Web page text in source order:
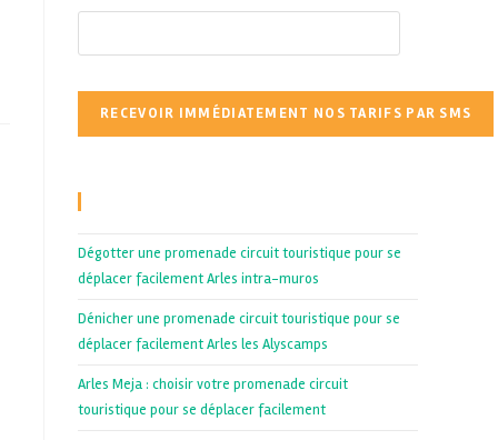
Dégotter une promenade circuit touristique pour se
déplacer facilement Arles intra-muros
Dénicher une promenade circuit touristique pour se
déplacer facilement Arles les Alyscamps
Arles Meja : choisir votre promenade circuit
touristique pour se déplacer facilement